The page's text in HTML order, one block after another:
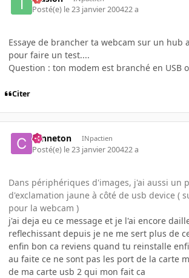
Posté(e) le 23 janvier 200422 a
Essaye de brancher ta webcam sur un hub
pour faire un test....
Question : ton modem est branché en USB
Citer
canneton INpactien
Posté(e) le 23 janvier 200422 a
Dans périphériques d'images, j'ai aussi un
d'exclamation jaune à côté de usb device (
pour la webcam )
j'ai deja eu ce message et je l'ai encore
reflechissant depuis je ne me sert plus de
enfin bon ca reviens quand tu reinstalle
au faite ce ne sont pas les port de la carte
de ma carte usb 2 qui mon fait ca